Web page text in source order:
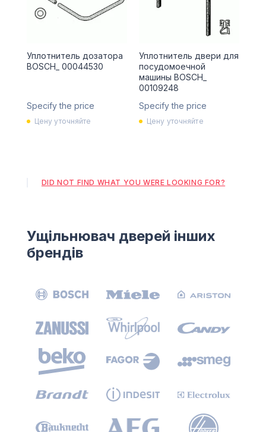
Уплотнитель дозатора
BOSCH_ 00044530
Specify the price
Цену уточняйте
Уплотнитель двери для
посудомоечной
машины BOSCH_
00109248
Specify the price
Цену уточняйте
DID NOT FIND WHAT YOU WERE LOOKING FOR?
Ущільнювач дверей інших
брендів